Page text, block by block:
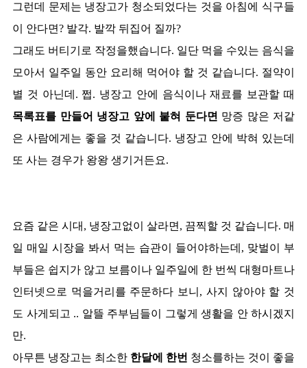
그런데 문제는 냉장고가 청소되었다는 것을 아침에 식구들
이 안다면? 발각. 발깍 뒤집어 질까?
그래도 버티기로 작정을했습니다. 일단 먹을 수있는 음식을
모아서 일주일 동안 요리해 먹어야 할 것 같습니다. 절약이
별 것 아닌데. 쩝. 냉장고 안에 음식이나 재료를 보관할 때
목록표를 만들어 냉장고 앞에 붙혀 둔다면 망증 많은 저같
은 사람에게는 좋을 것 같습니다. 냉장고 안에 박혀 있는데
또 사는 경우가 왕왕 생기거든요.
요즘 같은 시대, 냉장고없이 살라면, 끔찍할 것 같습니다. 매
일 매일 시장을 봐서 먹는 습관이 들어야하는데, 맞벌이 부
부들은 쉽지가 않고 보름이나 일주일에 한 번씩 대형마트나
인터넷으로 먹을거리를 주문하다 보니, 사지 않아야 할 것
도 사게되고 .. 알뜰 주부님들이 그렇게 생활을 안 하시겠지
만.
아무튼 냉장고는 최소한 한달에 한번 청소를하는 것이 좋을